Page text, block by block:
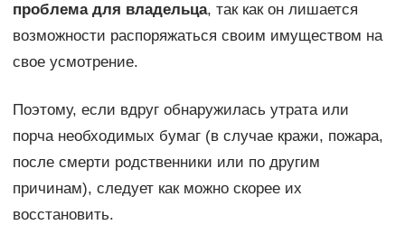
проблема для владельца, так как он лишается
возможности распоряжаться своим имуществом на
свое усмотрение.
Поэтому, если вдруг обнаружилась утрата или
порча необходимых бумаг (в случае кражи, пожара,
после смерти родственники или по другим
причинам), следует как можно скорее их
восстановить.